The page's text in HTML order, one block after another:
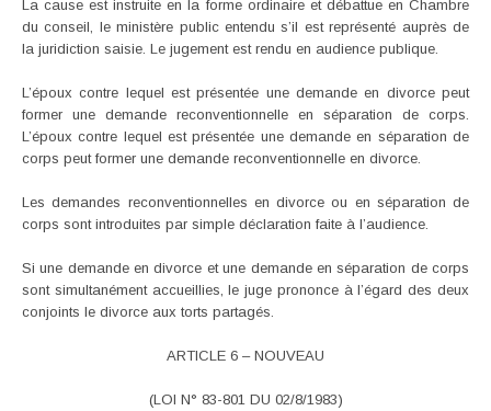
La cause est instruite en la forme ordinaire et débattue en Chambre
du conseil, le ministère public entendu s’il est représenté auprès de
la juridiction saisie. Le jugement est rendu en audience publique.
L’époux contre lequel est présentée une demande en divorce peut
former une demande reconventionnelle en séparation de corps.
L’époux contre lequel est présentée une demande en séparation de
corps peut former une demande reconventionnelle en divorce.
Les demandes reconventionnelles en divorce ou en séparation de
corps sont introduites par simple déclaration faite à l’audience.
Si une demande en divorce et une demande en séparation de corps
sont simultanément accueillies, le juge prononce à l’égard des deux
conjoints le divorce aux torts partagés.
ARTICLE 6 – NOUVEAU
(LOI N° 83-801 DU 02/8/1983)